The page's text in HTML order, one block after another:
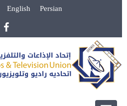
English Persian